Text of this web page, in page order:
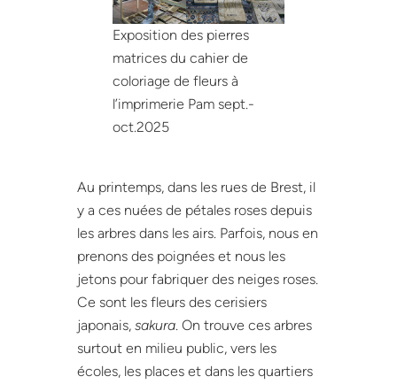
Exposition des pierres
matrices du cahier de
coloriage de fleurs à
l’imprimerie Pam sept.-
oct.2025
Au printemps, dans les rues de Brest, il
y a ces nuées de pétales roses depuis
les arbres dans les airs. Parfois, nous en
prenons des poignées et nous les
jetons pour fabriquer des neiges roses.
Ce sont les fleurs des cerisiers
japonais, sakura. On trouve ces arbres
surtout en milieu public, vers les
écoles, les places et dans les quartiers